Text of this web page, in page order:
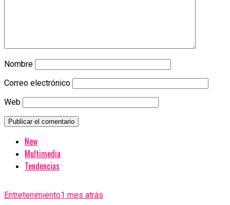
Nombre
Correo electrónico
Web
New
Multimedia
Tendencias
Entretenimiento1 mes atrás